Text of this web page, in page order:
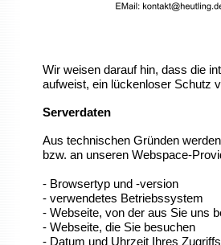
Wir weisen darauf hin, dass die
aufweist, ein lückenloser Schutz
Serverdaten
Aus technischen Gründen
bzw. an unseren Webspace-
- Browsertyp und -version
- verwendetes Betriebssystem
- Webseite, von der aus Sie uns
- Webseite, die Sie besuchen
- Datum und Uhrzeit Ihres Zugriffs